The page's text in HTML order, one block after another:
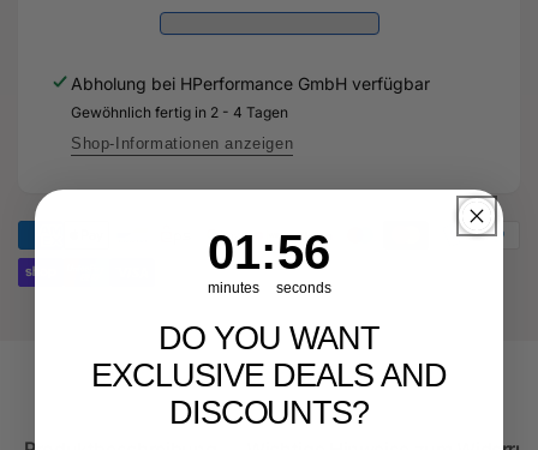
5Q0
803
-
Original
Ersatzteil
Audi
Sportback
5Q0
128
-
Original
für
Sportback
Abholung bei HPerformance GmbH verfügbar
Gewöhnlich fertig in 2 - 4 Tagen
Shop-Informationen anzeigen
Countdown ends in:
1
01
minutes
: 56
56
seconds
DO YOU WANT
EXCLUSIVE DEALS AND
DISCOUNTS?